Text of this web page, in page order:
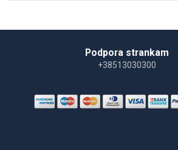
Podpora strankam
+38513030300